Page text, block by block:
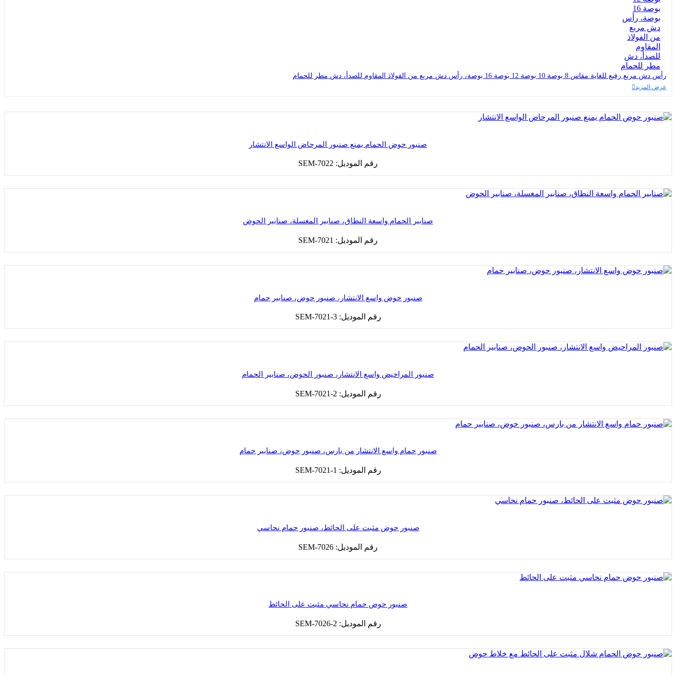
رأس دش مربع رفيع للغاية مقاس 8 بوصة 10 بوصة 12 بوصة 16 بوصة، رأس دش مربع من الفولاذ المقاوم للصدأ، دش مطر للحمام
عرض المزيد
صنبور حوض الحمام يمنع صنبور المرحاض الواسع الانتشار
رقم الموديل: SEM-7022
صنابير الحمام واسعة النطاق، صنابير المغسلة، صنابير الحوض
رقم الموديل: SEM-7021
صنبور حوض واسع الانتشار، صنبور حوض، صنابير حمام
رقم الموديل: SEM-7021-3
صنبور المراحيض واسع الانتشار، صنبور الحوض، صنابير الحمام
رقم الموديل: SEM-7021-2
صنبور حمام واسع الانتشار من بارس، صنبور حوض، صنابير حمام
رقم الموديل: SEM-7021-1
صنبور حوض مثبت على الحائط، صنبور حمام نحاسي
رقم الموديل: SEM-7026
صنبور حوض حمام نحاسي مثبت على الحائط
رقم الموديل: SEM-7026-2